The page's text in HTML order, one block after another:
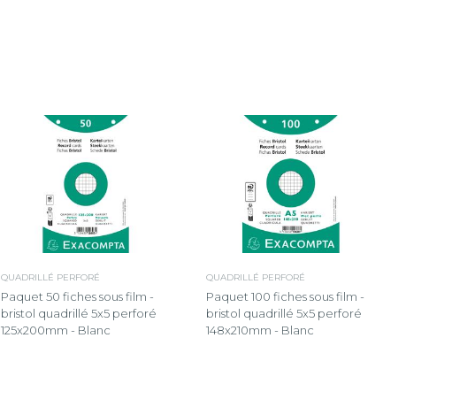
QUADRILLÉ PERFORÉ
Paquet 50 fiches sous film -
bristol quadrillé 5x5 perforé
125x200mm - Blanc
QUADRILLÉ PERFORÉ
Paquet 100 fiches sous film -
bristol quadrillé 5x5 perforé
148x210mm - Blanc